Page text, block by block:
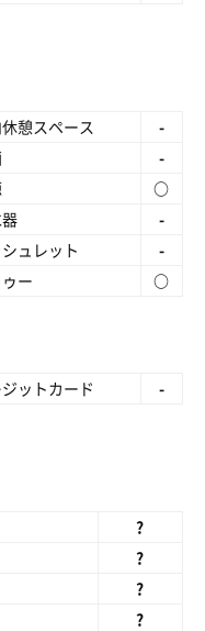
憩スペース
-
-
○
-
ュレット
-
ー ○
ットカード
-
?
?
?
?